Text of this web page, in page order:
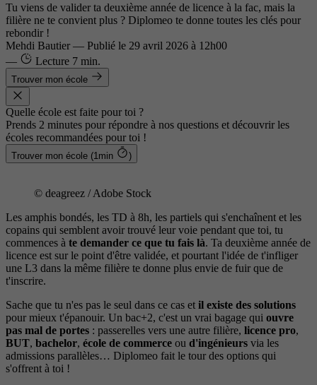
Tu viens de valider ta deuxième année de licence à la fac, mais la
filière ne te convient plus ? Diplomeo te donne toutes les clés pour
rebondir !
Mehdi Bautier — Publié le 29 avril 2026 à 12h00
—
Lecture 7 min.
Trouver mon école
Quelle école est faite pour toi ?
Prends 2 minutes pour répondre à nos questions et découvrir les
écoles recommandées pour toi !
Trouver mon école (1min )
© deagreez / Adobe Stock
Les amphis bondés, les TD à 8h, les partiels qui s'enchaînent et les
copains qui semblent avoir trouvé leur voie pendant que toi, tu
commences à te demander ce que tu fais là. Ta deuxième année de
licence est sur le point d'être validée, et pourtant l'idée de t'infliger
une L3 dans la même filière te donne plus envie de fuir que de
t'inscrire.
Sache que tu n'es pas le seul dans ce cas et il existe des solutions
pour mieux t'épanouir. Un bac+2, c'est un vrai bagage qui ouvre
pas mal de portes : passerelles vers une autre filière, licence pro,
BUT, bachelor, école de commerce ou d'ingénieurs via les
admissions parallèles… Diplomeo fait le tour des options qui
s'offrent à toi !